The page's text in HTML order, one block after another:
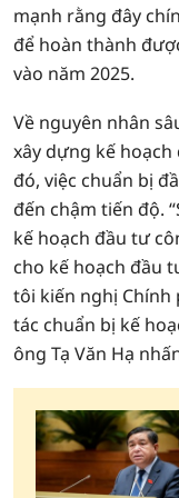
mạnh rằng đây
để hoàn thành
vào năm 2025.
Về nguyên nhân
xây dựng kế
đó, việc chuẩn bị
đến chậm tiến độ.
kế hoạch đầu tư
cho kế hoạch đầu
tôi kiến nghị Chính
tác chuẩn bị kế
ông Tạ Văn Hạ